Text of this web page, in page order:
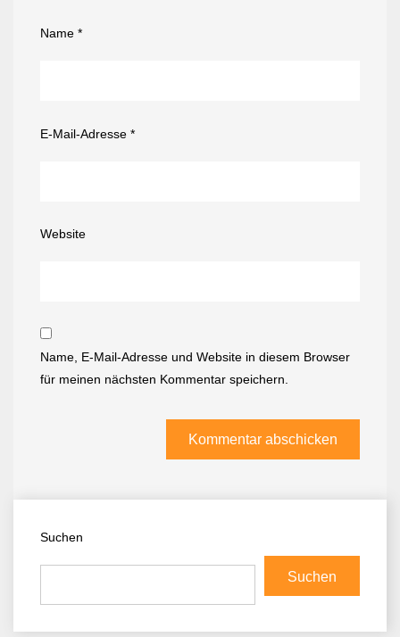
Name *
E-Mail-Adresse *
Website
Name, E-Mail-Adresse und Website in diesem Browser
für meinen nächsten Kommentar speichern.
Suchen
Suchen